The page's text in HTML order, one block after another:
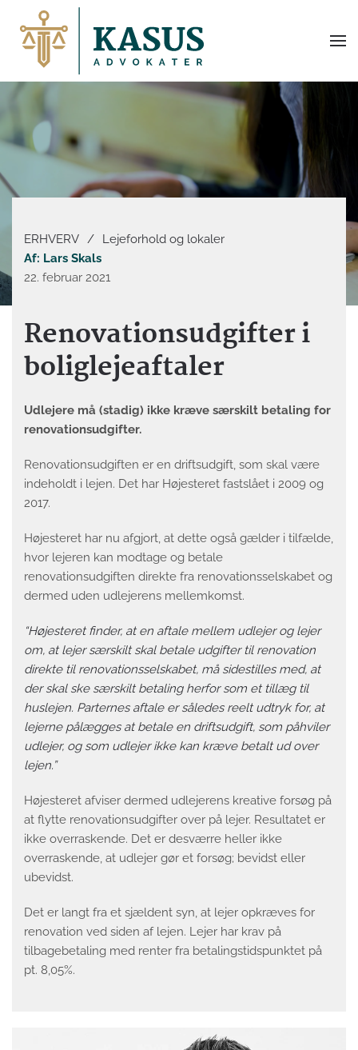
ERHVERV /
Lejeforhold og lokaler
Af: Lars Skals
22. februar 2021
Renovationsudgifter i
boliglejeaftaler
Udlejere må (stadig) ikke kræve særskilt betaling for
renovationsudgifter.
Renovationsudgiften er en driftsudgift, som skal være
indeholdt i lejen. Det har Højesteret fastslået i 2009 og
2017.
Højesteret har nu afgjort, at dette også gælder i tilfælde,
hvor lejeren kan modtage og betale
renovationsudgiften direkte fra renovationsselskabet og
dermed uden udlejerens mellemkomst.
“Højesteret finder, at en aftale mellem udlejer og lejer
om, at lejer særskilt skal betale udgifter til renovation
direkte til renovationsselskabet, må sidestilles med, at
der skal ske særskilt betaling herfor som et tillæg til
huslejen. Parternes aftale er således reelt udtryk for, at
lejerne pålægges at betale en driftsudgift, som påhviler
udlejer, og som udlejer ikke kan kræve betalt ud over
lejen.”
Højesteret afviser dermed udlejerens kreative forsøg på
at flytte renovationsudgifter over på lejer. Resultatet er
ikke overraskende. Det er desværre heller ikke
overraskende, at udlejer gør et forsøg; bevidst eller
ubevidst.
Det er langt fra et sjældent syn, at lejer opkræves for
renovation ved siden af lejen. Lejer har krav på
tilbagebetaling med renter fra betalingstidspunktet på
pt. 8,05%.